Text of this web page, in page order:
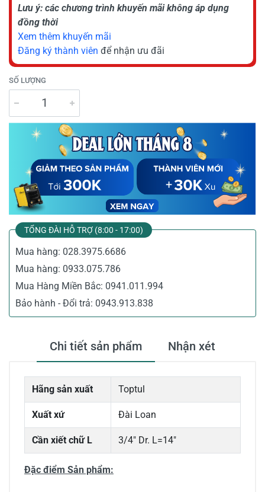
Lưu ý: các chương trình khuyến mãi không áp dụng
đồng thời
Xem thêm khuyến mãi
Đăng ký thành viên để nhận ưu đãi
SỐ LƯỢNG
TỔNG ĐÀI HỖ TRỢ (8:00 - 17:00)
Mua hàng: 028.3975.6686
Mua hàng: 0933.075.786
Mua Hàng Miền Bắc: 0941.011.994
Bảo hành - Đổi trả: 0943.913.838
Chi tiết sản phẩm Nhận xét
Hãng sản xuất Toptul
Xuất xứ Đài Loan
Cần xiết chữ L 3/4" Dr. L=14"
Đặc điểm Sản phẩm: